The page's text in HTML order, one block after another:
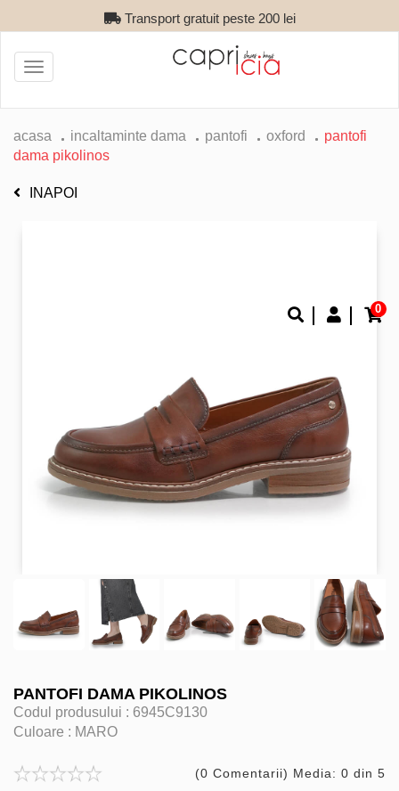
Transport gratuit peste 200 lei
0
Toggle
navigation
acasa incaltaminte dama pantofi oxford
pantofi
dama pikolinos
INAPOI
PANTOFI DAMA PIKOLINOS
Codul produsului : 6945C9130
Culoare : MARO
(0 Comentarii) Media: 0 din 5